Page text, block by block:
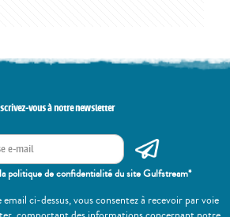
vous à notre newsletter
politique de confidentialité du site Gulfstream*
ci-dessus, vous consentez à recevoir par voie